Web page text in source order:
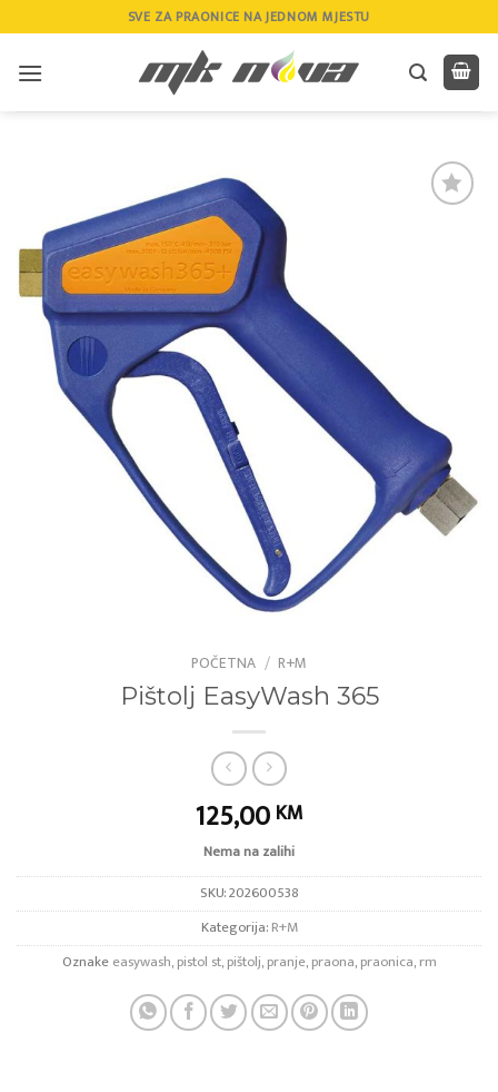
to
content
SVE ZA PRAONICE NA JEDNOM MJESTU
POČETNA / R+M
Pištolj EasyWash 365
125,00 KM
Nema na zalihi
SKU:202600538
Kategorija:R+M
Oznakeeasywash,pistol st,pištolj,pranje,praona,praonica,rm